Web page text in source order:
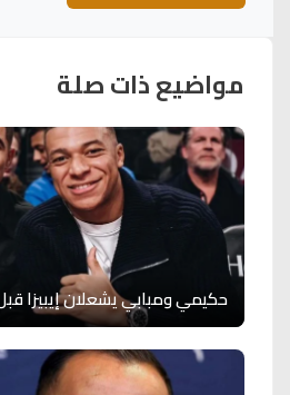
مواضيع ذات صلة
حكيمي ومبابي يشعلان إيبيزا